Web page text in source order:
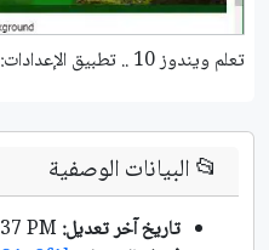
تعلم ويندوز 10 .. تطبيق الإعدادات: إعدادات التخصيص
📂البيانات الوصفية
تاريخ آخر تعديل: